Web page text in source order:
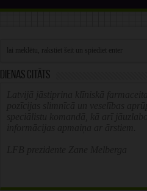
Dienas citāts